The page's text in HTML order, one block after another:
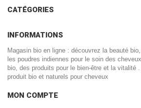
CATÉGORIES
INFORMATIONS
Magasin bio en ligne : découvrez la beauté
les poudres indiennes pour le soin des
bio, des produits pour le bien-être et la vitalité
produit bio et naturels pour cheveux
MON COMPTE